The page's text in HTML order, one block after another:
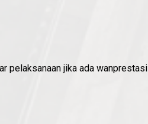
pelaksanaan jika ada wanprestasi